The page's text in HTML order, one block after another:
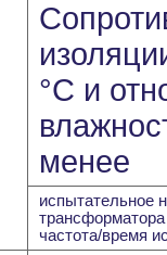
°С и
менее
испытательное
частота/время